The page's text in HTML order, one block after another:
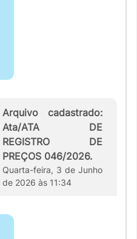
Arquivo cadastrado:
Ata/ATA DE
REGISTRO DE
PREÇOS 046/2026.
Quarta-feira, 3 de Junho
de 2026 às 11:34